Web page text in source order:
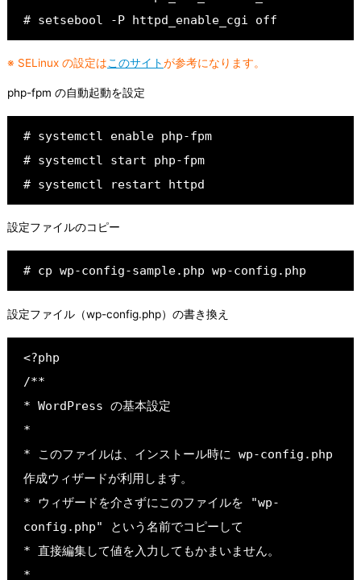
# setsebool -P httpd_enable_cgi off
※ SELinux の設定はこのサイトが参考になります。
php-fpm の自動起動を設定
# systemctl enable php-fpm
# systemctl start php-fpm
# systemctl restart httpd
設定ファイルのコピー
# cp wp-config-sample.php wp-config.php
設定ファイル（wp-config.php）の書き換え
<?php
/**
* WordPress の基本設定
*
* このファイルは、インストール時に wp-config.php
作成ウィザードが利用します。
* ウィザードを介さずにこのファイルを "wp-
config.php" という名前でコピーして
* 直接編集して値を入力してもかまいません。
*